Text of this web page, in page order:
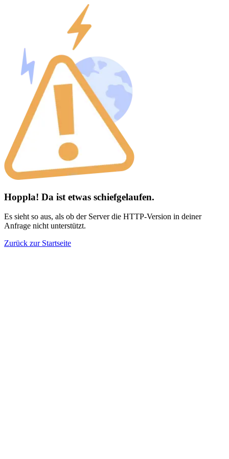
Hoppla! Da ist etwas schiefgelaufen.
Es sieht so aus, als ob der Server die HTTP-Version in deiner
Anfrage nicht unterstützt.
Zurück zur Startseite